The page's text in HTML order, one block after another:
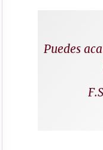
Puedes